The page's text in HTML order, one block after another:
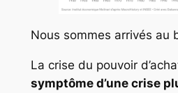
Nous sommes arrivés au
La crise du pouvoir
symptôme d’une crise